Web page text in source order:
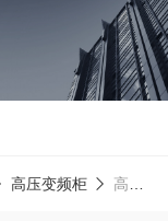
高压变频柜 高压变频柜MVD22AA070NN